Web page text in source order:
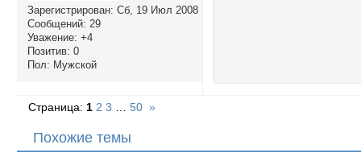
Зарегистрирован: Сб, 19 Июл 2008
Сообщений: 29
Уважение: +4
Позитив: 0
Пол: Мужской
Страница: 1 2 3 50 »
Похожие темы